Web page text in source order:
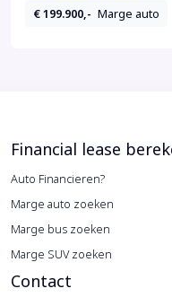
€ 199.900,- Marge auto
Financial lease
Auto Financieren?
Marge auto zoeken
Marge bus zoeken
Marge SUV zoeken
Contact